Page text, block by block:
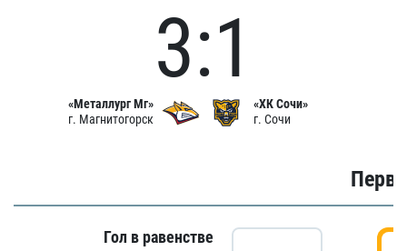
«Металлург Мг»
г. Магнитогорск
3:1
«ХК Сочи»
г. Сочи
Гол в равенстве